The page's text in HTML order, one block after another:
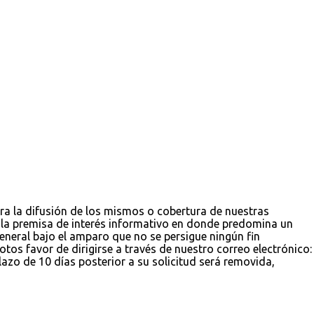
la difusión de los mismos o cobertura de nuestras
premisa de interés informativo en donde predomina un
bajo el amparo que no se persigue ningún fin
favor de dirigirse a través de nuestro correo electrónico:
de 10 días posterior a su solicitud será removida,